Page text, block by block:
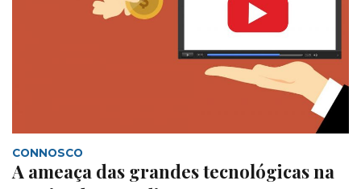
CONNOSCO
A ameaça das grandes tecnológicas na